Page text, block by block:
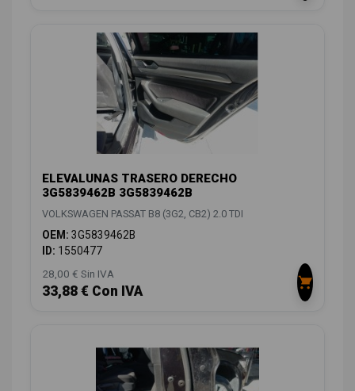
ELEVALUNAS TRASERO DERECHO
3G5839462B 3G5839462B
VOLKSWAGEN PASSAT B8 (3G2, CB2) 2.0 TDI
OEM: 3G5839462B
ID: 1550477
28,00 € Sin IVA
33,88 € Con IVA